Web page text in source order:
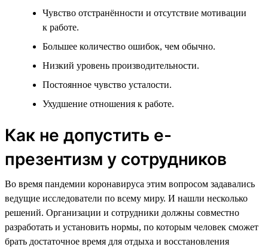
Чувство отстранённости и отсутствие мотивации
к работе.
Большее количество ошибок, чем обычно.
Низкий уровень производительности.
Постоянное чувство усталости.
Ухудшение отношения к работе.
Как не допустить е-
презентизм у сотрудников
Во время пандемии коронавируса этим вопросом задавались
ведущие исследователи по всему миру. И нашли несколько
решений. Организации и сотрудники должны совместно
разработать и установить нормы, по которым человек сможет
брать достаточное время для отдыха и восстановления